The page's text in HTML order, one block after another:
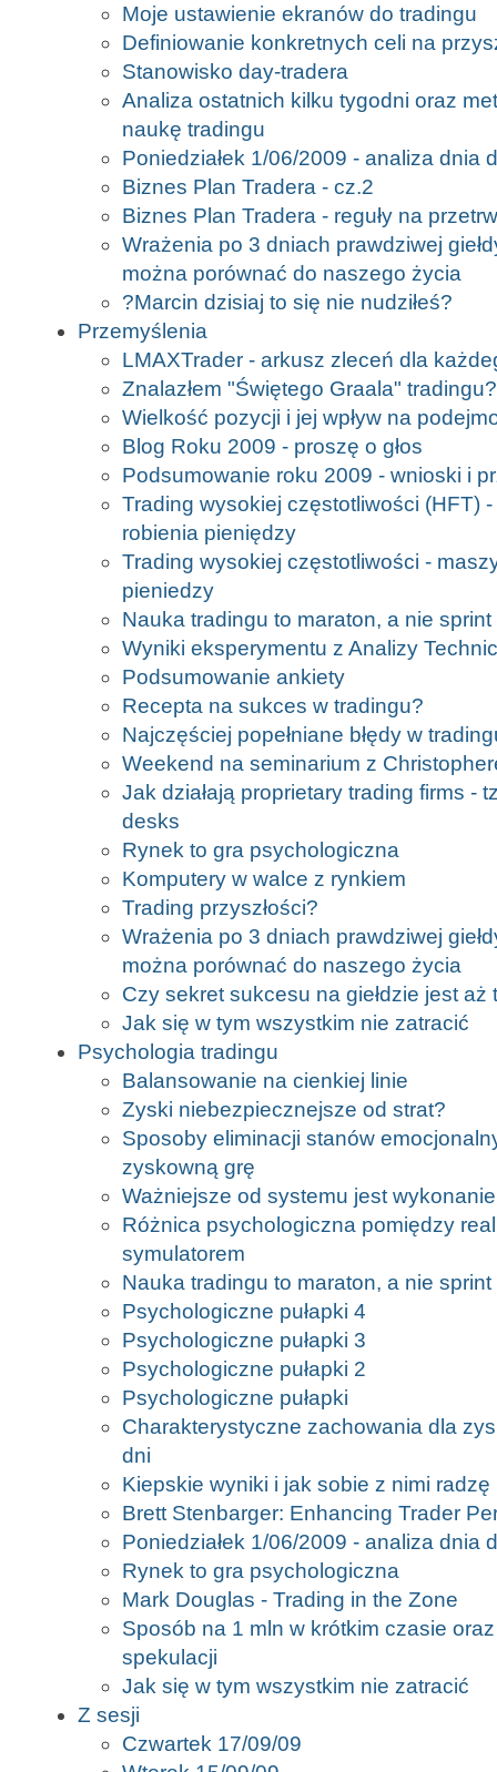
Moje ustawienie ekranów do tradingu
Definiowanie konkretnych celi na
Stanowisko day-tradera
Analiza ostatnich kilku tygodni oraz
naukę tradingu
Poniedziałek 1/06/2009 - analiza dnia
Biznes Plan Tradera - cz.2
Biznes Plan Tradera - reguły na
Wrażenia po 3 dniach prawdziwej
można porównać do naszego życia
?Marcin dzisiaj to się nie nudziłeś?
Przemyślenia
LMAXTrader - arkusz zleceń dla
Znalazłem "Świętego Graala" tradingu?
Wielkość pozycji i jej wpływ na
Blog Roku 2009 - proszę o głos
Podsumowanie roku 2009 - wnioski i
Trading wysokiej częstotliwości (HFT)
robienia pieniędzy
Trading wysokiej częstotliwości -
pieniedzy
Nauka tradingu to maraton, a nie sprint
Wyniki eksperymentu z Analizy
Podsumowanie ankiety
Recepta na sukces w tradingu?
Najczęściej popełniane błędy w
Weekend na seminarium z
Jak działają proprietary trading firms -
desks
Rynek to gra psychologiczna
Komputery w walce z rynkiem
Trading przyszłości?
Wrażenia po 3 dniach prawdziwej
można porównać do naszego życia
Czy sekret sukcesu na giełdzie jest aż
Jak się w tym wszystkim nie zatracić
Psychologia tradingu
Balansowanie na cienkiej linie
Zyski niebezpiecznejsze od strat?
Sposoby eliminacji stanów
zyskowną grę
Ważniejsze od systemu jest wykonanie
Różnica psychologiczna pomiędzy
symulatorem
Nauka tradingu to maraton, a nie sprint
Psychologiczne pułapki 4
Psychologiczne pułapki 3
Psychologiczne pułapki 2
Psychologiczne pułapki
Charakterystyczne zachowania dla
dni
Kiepskie wyniki i jak sobie z nimi radzę
Brett Stenbarger: Enhancing Trader
Poniedziałek 1/06/2009 - analiza dnia
Rynek to gra psychologiczna
Mark Douglas - Trading in the Zone
Sposób na 1 mln w krótkim czasie
spekulacji
Jak się w tym wszystkim nie zatracić
Z sesji
Czwartek 17/09/09